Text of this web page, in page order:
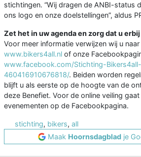
stichtingen. “Wij dragen de ANBI-status
ons logo en onze doelstellingen”, aldus
Zet het in uw agenda en zorg dat u
Voor meer informatie verwijzen wij u
www.bikers4all.nl of onze
www.facebook.com/Stichting-
460416910676818/. Beiden worden
blijft u als eerste op de hoogte van de
deze Benefiet. Voor de online veiling
evenementen op de Facebookpagina.
stichting, bikers, all
Maak Hoornsdagbladje